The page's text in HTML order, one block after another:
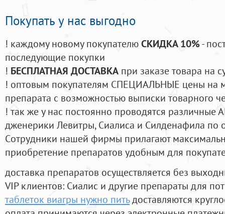
Покупать у нас выгодно
! каждому новому покупателюСКИДКА 10%-
последующие покупки
! БЕСПЛАТНАЯ ДОСТАВКА при заказе товара на
! оптовым покупателям СПЕЦИАЛЬНЫЕ цены на
препарата с возможностью выписки товарного
! так же у нас постоянно проводятся
дженерики Левитры, Сиалиса и Силденафила по
Cотрудники нашей фирмы прилагают
приобретение препаратов удобным для
доставка препаратов осуществляется без
VIP клиентов: Сиалис и другие препараты для
таблеток виагры нужно питьдоставляются